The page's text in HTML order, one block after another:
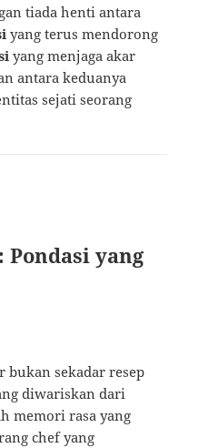
tiada henti antara
yang terus mendorong
yang menjaga akar
antara keduanya
sejati seorang
yang
sekadar resep
diwariskan dari
memori rasa yang
chef yang